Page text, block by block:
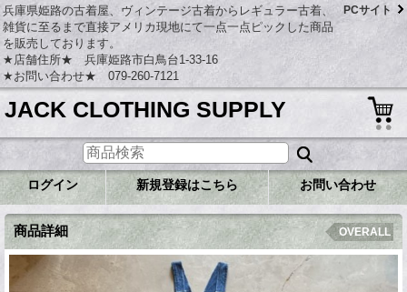
兵庫県姫路の古着屋、ヴィンテージ古着からレギュラー古着、
雑貨に至るまで直接アメリカ現地にて一点一点ピックした商品
を販売しております。
★店舗住所★ 兵庫姫路市白鳥台1-33-16
★お問い合わせ★ 079-260-7121
PCサイト
JACK CLOTHING SUPPLY
ログイン 新規登録はこちら お問い合わせ
商品詳細 OVERALL